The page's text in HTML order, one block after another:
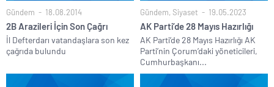
Gündem 18.08.2014
2B Arazileri İçin Son Çağrı
İl Defterdarı vatandaşlara son kez
çağrıda bulundu
Gündem, Siyaset 19.05.2023
AK Parti’de 28 Mayıs Hazırlığı
AK Parti’de 28 Mayıs Hazırlığı AK
Parti’nin Çorum’daki yöneticileri,
Cumhurbaşkanı...